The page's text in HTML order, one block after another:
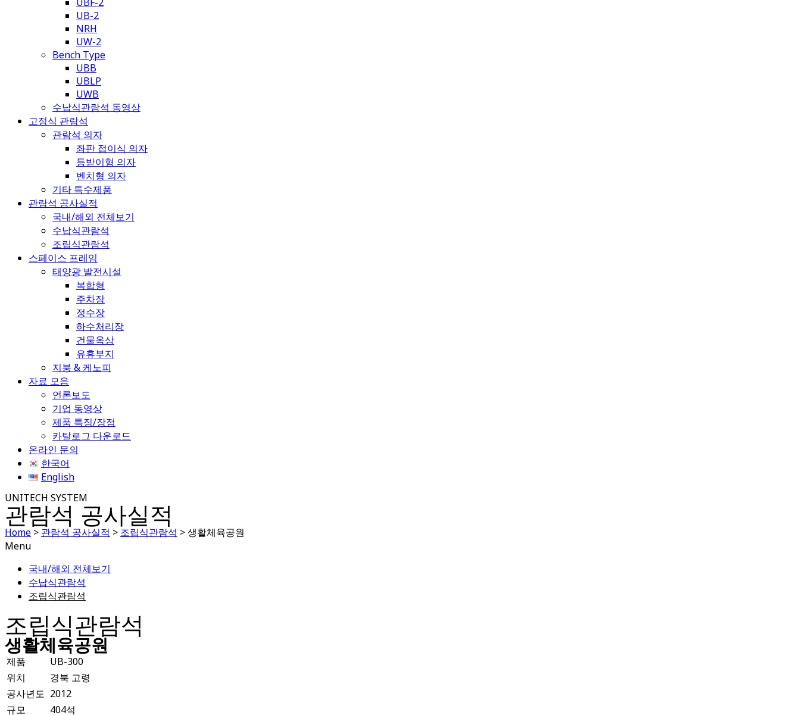
UB-2
NRH
UW-2
Bench Type
UBB
UBLP
UWB
수납식관람석 동영상
고정식 관람석
관람석 의자
좌판 접이식 의자
등받이형 의자
벤치형 의자
기타 특수제품
관람석 공사실적
국내/해외 전체보기
수납식관람석
조립식관람석
스페이스 프레임
태양광 발전시설
복합형
주차장
정수장
하수처리장
건물옥상
유휴부지
지붕 & 케노피
자료 모음
언론보도
기업 동영상
제품 특징/장점
카탈로그 다운로드
온라인 문의
한국어
English
UNITECH SYSTEM
관람석 공사실적
Home > 관람석 공사실적 > 조립식관람석 >생활체육공원
Menu
국내/해외 전체보기
수납식관람석
조립식관람석
조립식관람석
생활체육공원
제품
UB-300
위치
경북 고령
공사년도 2012
규모
404석